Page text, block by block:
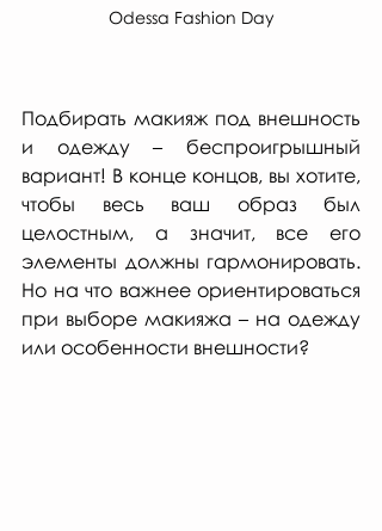
Odessa Fashion Day
Подбирать макияж под внешность
и одежду – беспроигрышный
вариант! В конце концов, вы хотите,
чтобы весь ваш образ был
целостным, а значит, все его
элементы должны гармонировать.
Но на что важнее ориентироваться
при выборе макияжа – на одежду
или особенности внешности?